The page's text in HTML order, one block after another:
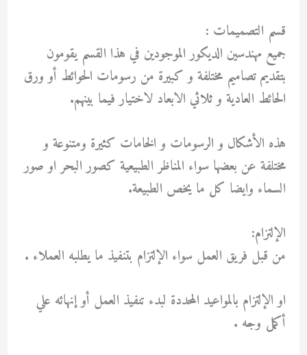
قسم التصميمات :
جميع مهندسين الديكور الموجودين في هذا القسم يقومون
بتقديم تصاميم مختلفة و كبيرة من رسومات الحوائط أو ورق
الحائط العادية و ثلاثي الابعاد لاختيار فيما بينهم.
هذه الأشكال و الرسومات و الخامات كثيرة ومتنوعة و
مختلفة عن بعضها سواء المناظر الطبيعية كصور البحر او صور
السماء وايضا كل ما يخص الطبيعة.
الإلتزام:
من قبل فريق العمل سواء الإلتزام بتنفيذ ما يطلبه العملاء .
او الإلتزام بالمواعيد المحددة لبدء تنفيذ العمل أو إنهائه علي
أكمل وجه .